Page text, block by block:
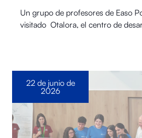
Un grupo de profesores de Easo
visitado Otalora⁠, el centro de
22 de junio de
2026